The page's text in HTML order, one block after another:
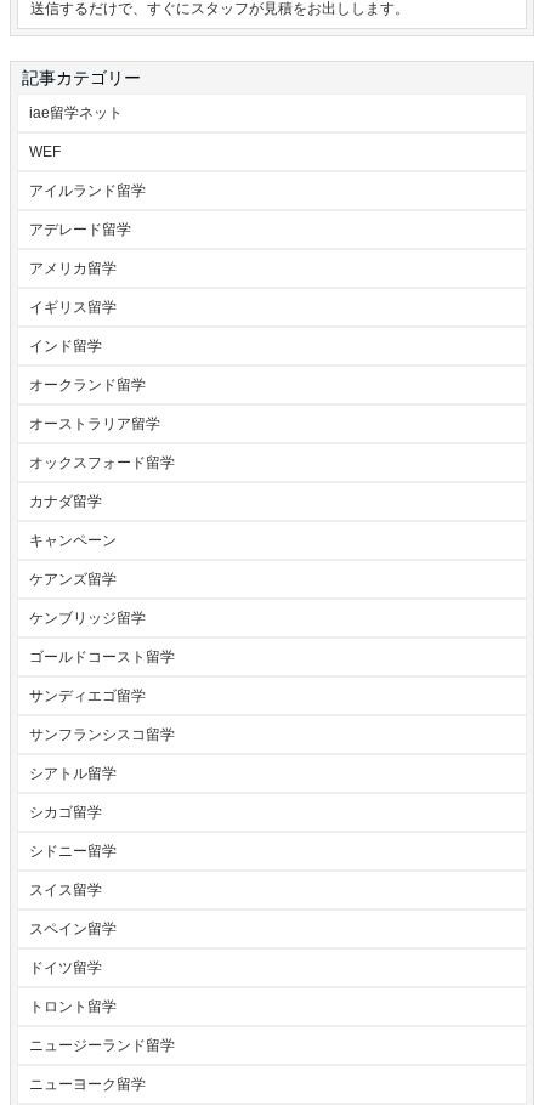
送信するだけで、すぐにスタッフが見積をお出しします。
記事カテゴリー
iae留学ネット
WEF
アイルランド留学
アデレード留学
アメリカ留学
イギリス留学
インド留学
オークランド留学
オーストラリア留学
オックスフォード留学
カナダ留学
キャンペーン
ケアンズ留学
ケンブリッジ留学
ゴールドコースト留学
サンディエゴ留学
サンフランシスコ留学
シアトル留学
シカゴ留学
シドニー留学
スイス留学
スペイン留学
ドイツ留学
トロント留学
ニュージーランド留学
ニューヨーク留学